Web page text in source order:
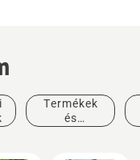
Termékek
és